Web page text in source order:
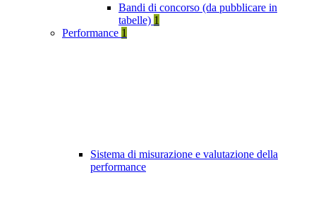
Bandi di concorso (da pubblicare in
tabelle) 1
Performance 1
Sistema di misurazione e valutazione della
performance